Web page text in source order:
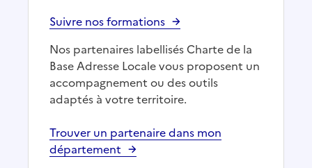
Suivre nos formations
Nos partenaires labellisés Charte de la
Base Adresse Locale vous proposent un
accompagnement ou des outils
adaptés à votre territoire.
Trouver un partenaire dans mon
département